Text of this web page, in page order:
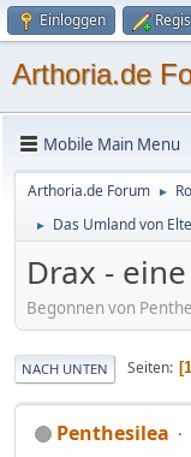
Einloggen
Arthoria.de
Mobile Main Menu
Arthoria.de Forum ►
► Das Umland von
Drax -
Begonnen von
NACH UNTEN Seiten 1
Penthesilea